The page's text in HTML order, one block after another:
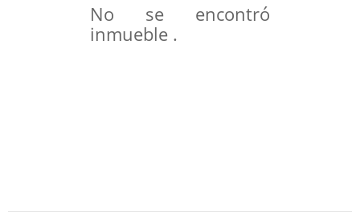
No se encontró
inmueble .